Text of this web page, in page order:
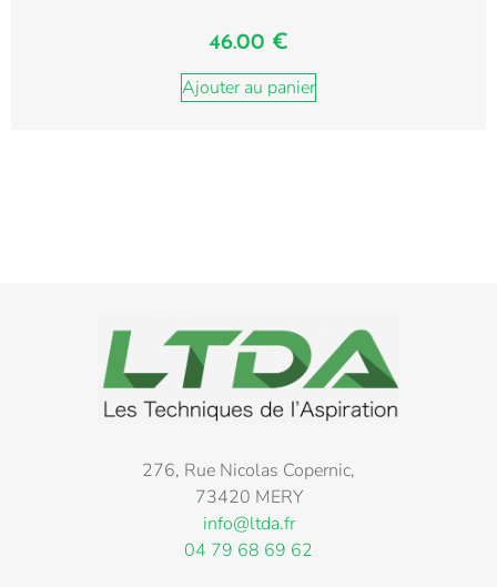
46.00 €
Ajouter au panier
276, Rue Nicolas Copernic,
73420 MERY
info@ltda.fr
04 79 68 69 62